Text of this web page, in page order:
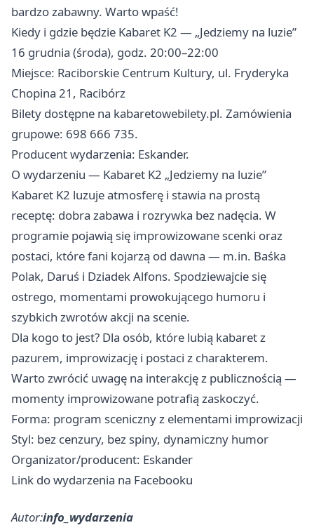
bardzo zabawny. Warto wpaść!
Kiedy i gdzie będzie Kabaret K2 — „Jedziemy na luzie”
16 grudnia (środa), godz. 20:00–22:00
Miejsce: Raciborskie Centrum Kultury, ul. Fryderyka
Chopina 21, Racibórz
Bilety dostępne na kabaretowebilety.pl. Zamówienia
grupowe: 698 666 735.
Producent wydarzenia: Eskander.
O wydarzeniu — Kabaret K2 „Jedziemy na luzie”
Kabaret K2 luzuje atmosferę i stawia na prostą
receptę: dobra zabawa i rozrywka bez nadęcia. W
programie pojawią się improwizowane scenki oraz
postaci, które fani kojarzą od dawna — m.in. Baśka
Polak, Daruś i Dziadek Alfons. Spodziewajcie się
ostrego, momentami prowokującego humoru i
szybkich zwrotów akcji na scenie.
Dla kogo to jest? Dla osób, które lubią kabaret z
pazurem, improwizację i postaci z charakterem.
Warto zwrócić uwagę na interakcję z publicznością —
momenty improwizowane potrafią zaskoczyć.
Forma: program sceniczny z elementami improwizacji
Styl: bez cenzury, bez spiny, dynamiczny humor
Organizator/producent: Eskander
Link do wydarzenia na Facebooku
Autor:info_wydarzenia